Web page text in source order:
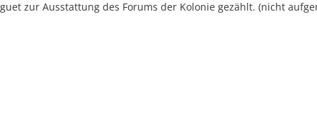
zur Ausstattung des Forums der Kolonie gezählt. (nicht